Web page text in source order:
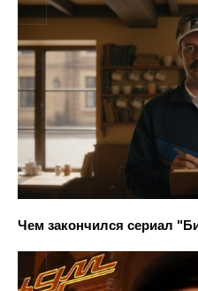
Чем закончился сериал